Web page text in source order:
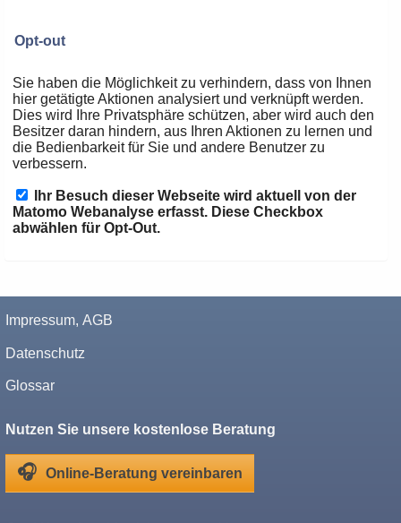
Opt-out
Impressum, AGB
Datenschutz
Glossar
Nutzen Sie unsere kostenlose Beratung
🎧 Online-Beratung vereinbaren